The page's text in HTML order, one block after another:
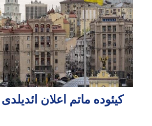
کیئوده ماتم اعلان ائدیلدی